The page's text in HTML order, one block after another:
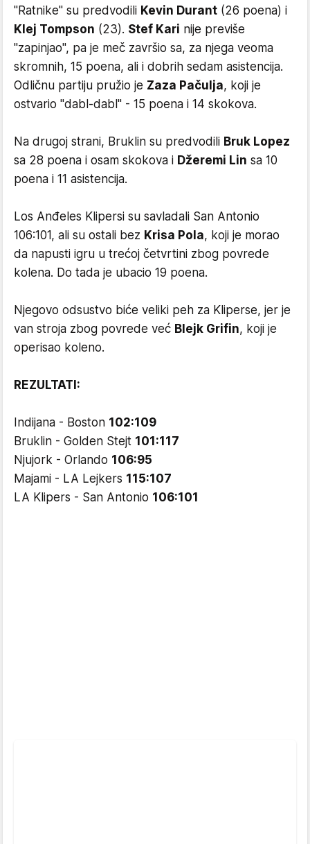
"Ratnike" su predvodili Kevin Durant (26 poena) i
Klej Tompson (23). Stef Kari nije previše
"zapinjao", pa je meč završio sa, za njega veoma
skromnih, 15 poena, ali i dobrih sedam asistencija.
Odličnu partiju pružio je Zaza Pačulja, koji je
ostvario "dabl-dabl" - 15 poena i 14 skokova.
Na drugoj strani, Bruklin su predvodili Bruk Lopez
sa 28 poena i osam skokova i Džeremi Lin sa 10
poena i 11 asistencija.
Los Anđeles Klipersi su savladali San Antonio
106:101, ali su ostali bez Krisa Pola, koji je morao
da napusti igru u trećoj četvrtini zbog povrede
kolena. Do tada je ubacio 19 poena.
Njegovo odsustvo biće veliki peh za Kliperse, jer je
van stroja zbog povrede već Blejk Grifin, koji je
operisao koleno.
REZULTATI:
Indijana - Boston 102:109
Bruklin - Golden Stejt 101:117
Njujork - Orlando 106:95
Majami - LA Lejkers 115:107
LA Klipers - San Antonio 106:101